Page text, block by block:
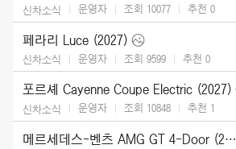
신차소식 운영자 조회 10077 추천 0
페라리 Luce (2027)
신차소식 운영자 조회 9599 추천 0
포르셰 Cayenne Coupe Electric (2027)
신차소식 운영자 조회 10848 추천 1
메르세데스-벤츠 AMG GT 4-Door (2027)